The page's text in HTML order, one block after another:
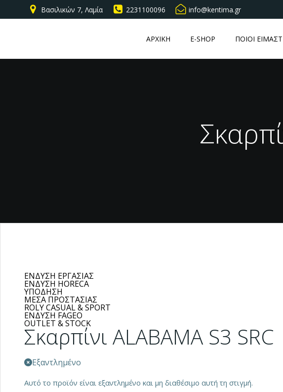
Βασιλικών 7, Λαμία 2231100096 info@kentima.gr
ΑΡΧΙΚΗ E-SHOP ΠΟΙΟΙ
ΕΝΔΥΣΗ ΕΡΓΑΣΙΑΣ
ΕΝΔΥΣΗ HORECA
ΥΠΟΔΗΣΗ
ΜΕΣΑ ΠΡΟΣΤΑΣΙΑΣ
ROLY CASUAL & SPORT
ΕΝΔΥΣΗ FAGEO
OUTLET & STOCK
Σκαρπίνι ALABAMA S3 SRC
Εξαντλημένο
Αυτό το προϊόν είναι εξαντλημένο και μη διαθέσιμο αυτή τη στιγμή.